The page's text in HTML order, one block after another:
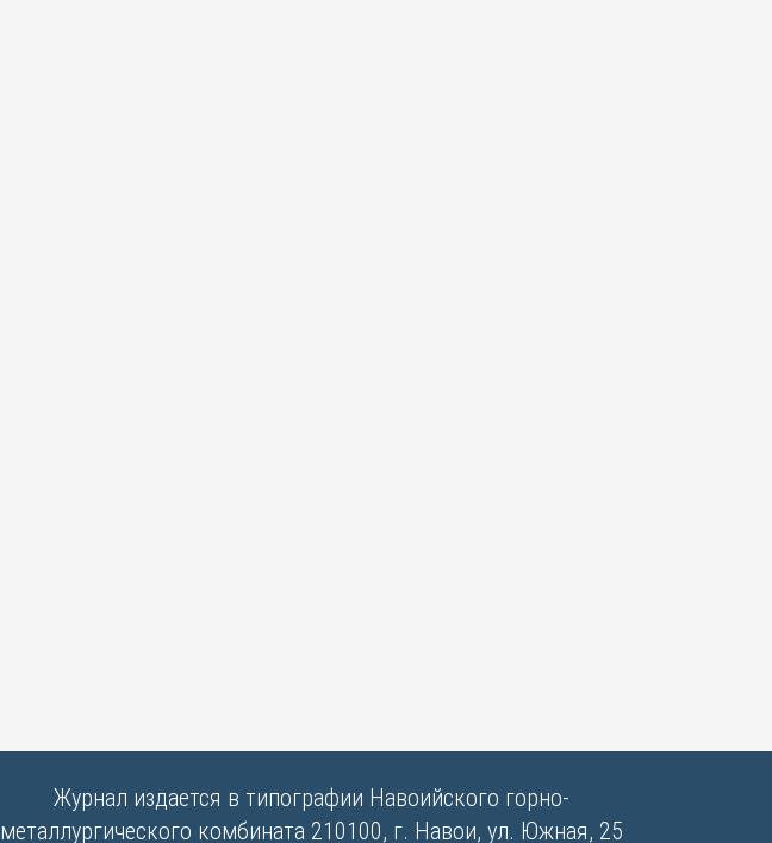
Журнал издается в типографии Навоийского горно-
металлургического комбината 210100, г. Навои, ул. Южная, 25